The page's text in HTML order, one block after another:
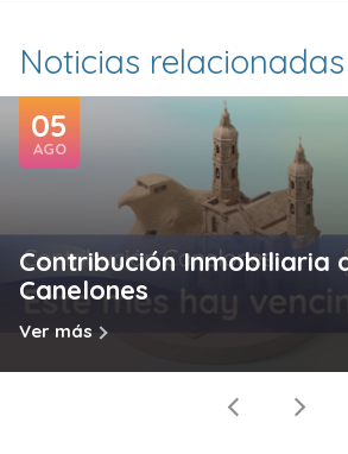
Noticias relacionadas
Contribución Inmobiliaria
Canelones
Ver más
05
AGO